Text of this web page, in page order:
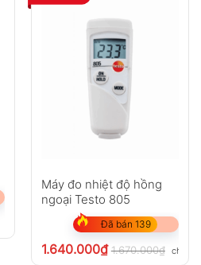
Máy đo nhiệt độ hồng
ngoại Testo 805
Đã bán 139
1.640.000₫ 1.670.000₫ chưa